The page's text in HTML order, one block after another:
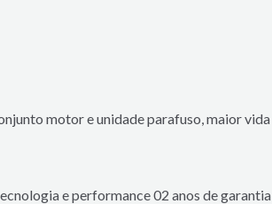
motor e unidade parafuso, maior vida
e performance02 anos de garantia